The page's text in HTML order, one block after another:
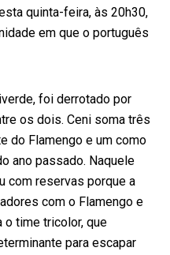
quinta-feira, às 20h30,
em que o português
foi derrotado por
os dois. Ceni soma três
do Flamengo e um como
ano passado. Naquele
com reservas porque a
com o Flamengo e
o time tricolor, que
para escapar